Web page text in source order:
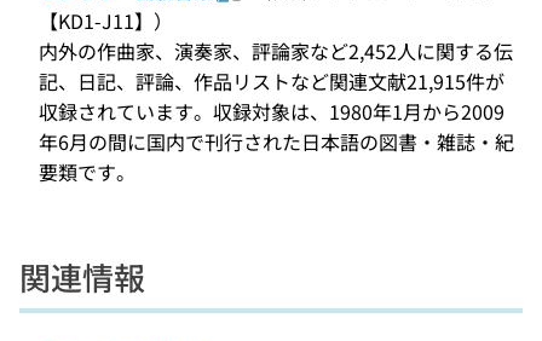
【KD1-J11】）
内外の作曲家、演奏家、評論家など2,452人に関する伝
記、日記、評論、作品リストなど関連文献21,915件が
収録されています。収録対象は、1980年1月から2009
年6月の間に国内で刊行された日本語の図書・雑誌・紀
要類です。
関連情報